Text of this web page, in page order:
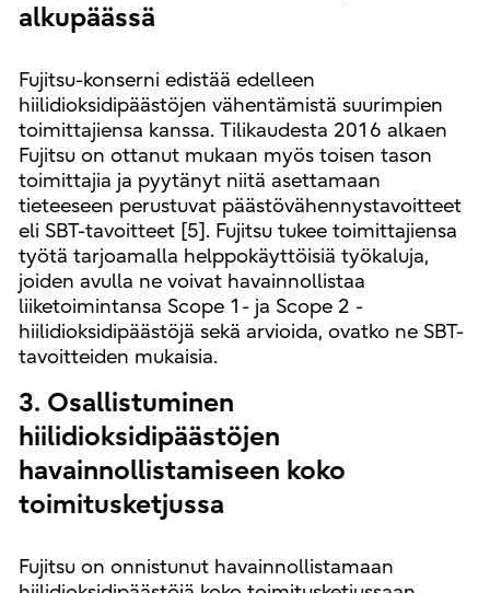
alkupäässä
Fujitsu-konserni edistää edelleen
hiilidioksidipäästöjen vähentämistä suurimpien
toimittajiensa kanssa. Tilikaudesta 2016 alkaen
Fujitsu on ottanut mukaan myös toisen tason
toimittajia ja pyytänyt niitä asettamaan
tieteeseen perustuvat päästövähennystavoitteet
eli SBT-tavoitteet [5]. Fujitsu tukee toimittajiensa
työtä tarjoamalla helppokäyttöisiä työkaluja,
joiden avulla ne voivat havainnollistaa
liiketoimintansa Scope 1- ja Scope 2 -
hiilidioksidipäästöjä sekä arvioida, ovatko ne SBT-
tavoitteiden mukaisia.
3. Osallistuminen
hiilidioksidipäästöjen
havainnollistamiseen koko
toimitusketjussa
Fujitsu on onnistunut havainnollistamaan